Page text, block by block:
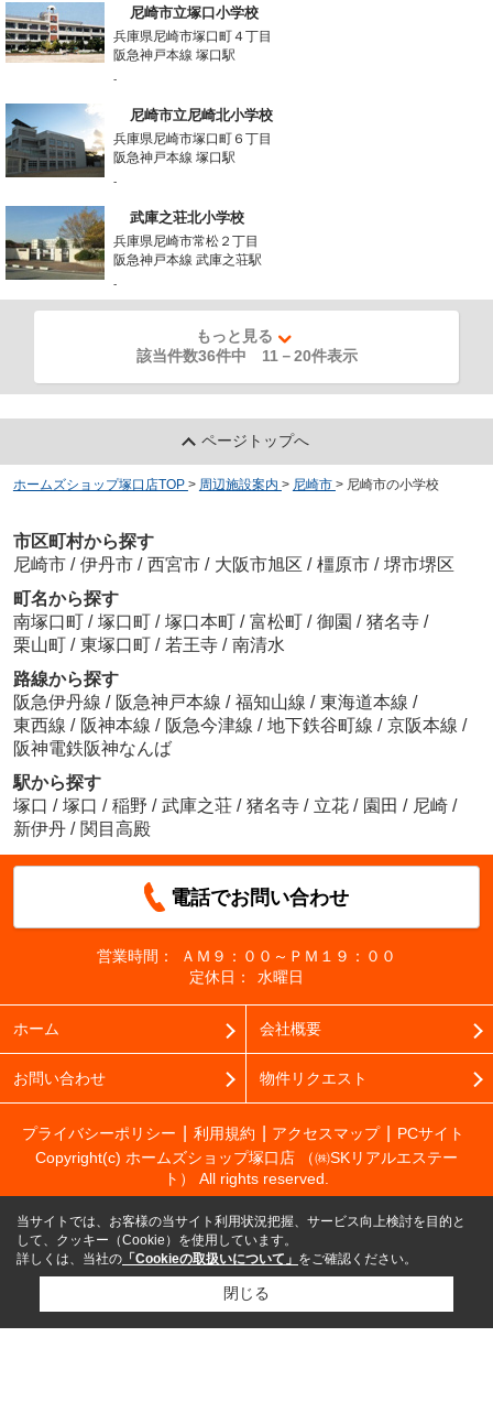
尼崎市立塚口小学校
兵庫県尼崎市塚口町４丁目
阪急神戸本線 塚口駅
-
尼崎市立尼崎北小学校
兵庫県尼崎市塚口町６丁目
阪急神戸本線 塚口駅
-
武庫之荘北小学校
兵庫県尼崎市常松２丁目
阪急神戸本線 武庫之荘駅
-
もっと見る
該当件数36件中 11 －20件表示
ページトップへ
ホームズショップ塚口店TOP > 周辺施設案内 > 尼崎市 > 尼崎市の小学校
市区町村から探す
尼崎市 / 伊丹市 / 西宮市 / 大阪市旭区 / 橿原市 / 堺市堺区
町名から探す
南塚口町 / 塚口町 / 塚口本町 / 富松町 / 御園 / 猪名寺 /
栗山町 / 東塚口町 / 若王寺 / 南清水
路線から探す
阪急伊丹線 / 阪急神戸本線 / 福知山線 / 東海道本線 /
東西線 / 阪神本線 / 阪急今津線 / 地下鉄谷町線 / 京阪本線 /
阪神電鉄阪神なんば
駅から探す
塚口 / 塚口 / 稲野 / 武庫之荘 / 猪名寺 / 立花 / 園田 / 尼崎 /
新伊丹 / 関目高殿
電話でお問い合わせ
営業時間：
ＡＭ９：００～ＰＭ１９：００
定休日：
水曜日
ホーム 会社概要
お問い合わせ 物件リクエスト
プライバシーポリシー 利用規約 アクセスマップ
PCサイト
Copyright(c) ホームズショップ塚口店 （㈱SKリアルエステー
ト） All rights reserved.
当サイトでは、お客様の当サイト利用状況把握、サービス向上検討を目的と
して、クッキー（Cookie）を使用しています。
詳しくは、当社の 「Cookieの取扱いについて」 をご確認ください。
閉じる